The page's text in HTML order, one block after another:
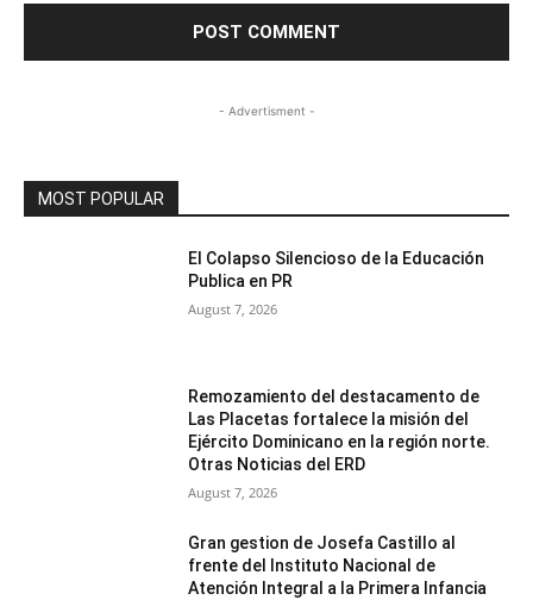
- Advertisment -
MOST POPULAR
El Colapso Silencioso de la Educación
Publica en PR
August 7, 2026
Remozamiento del destacamento de
Las Placetas fortalece la misión del
Ejército Dominicano en la región norte.
Otras Noticias del ERD
August 7, 2026
Gran gestion de Josefa Castillo al
frente del Instituto Nacional de
Atención Integral a la Primera Infancia